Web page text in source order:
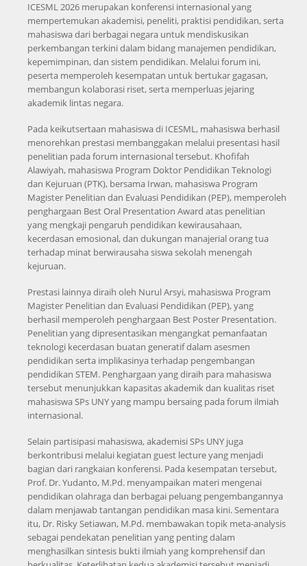
ICESML 2026 merupakan konferensi internasional yang
mempertemukan akademisi, peneliti, praktisi pendidikan, serta
mahasiswa dari berbagai negara untuk mendiskusikan
perkembangan terkini dalam bidang manajemen pendidikan,
kepemimpinan, dan sistem pendidikan. Melalui forum ini,
peserta memperoleh kesempatan untuk bertukar gagasan,
membangun kolaborasi riset, serta memperluas jejaring
akademik lintas negara.
Pada keikutsertaan mahasiswa di ICESML, mahasiswa berhasil
menorehkan prestasi membanggakan melalui presentasi hasil
penelitian pada forum internasional tersebut. Khofifah
Alawiyah, mahasiswa Program Doktor Pendidikan Teknologi
dan Kejuruan (PTK), bersama Irwan, mahasiswa Program
Magister Penelitian dan Evaluasi Pendidikan (PEP), memperoleh
penghargaan Best Oral Presentation Award atas penelitian
yang mengkaji pengaruh pendidikan kewirausahaan,
kecerdasan emosional, dan dukungan manajerial orang tua
terhadap minat berwirausaha siswa sekolah menengah
kejuruan.
Prestasi lainnya diraih oleh Nurul Arsyi, mahasiswa Program
Magister Penelitian dan Evaluasi Pendidikan (PEP), yang
berhasil memperoleh penghargaan Best Poster Presentation.
Penelitian yang dipresentasikan mengangkat pemanfaatan
teknologi kecerdasan buatan generatif dalam asesmen
pendidikan serta implikasinya terhadap pengembangan
pendidikan STEM. Penghargaan yang diraih para mahasiswa
tersebut menunjukkan kapasitas akademik dan kualitas riset
mahasiswa SPs UNY yang mampu bersaing pada forum ilmiah
internasional.
Selain partisipasi mahasiswa, akademisi SPs UNY juga
berkontribusi melalui kegiatan guest lecture yang menjadi
bagian dari rangkaian konferensi. Pada kesempatan tersebut,
Prof. Dr. Yudanto, M.Pd. menyampaikan materi mengenai
pendidikan olahraga dan berbagai peluang pengembangannya
dalam menjawab tantangan pendidikan masa kini. Sementara
itu, Dr. Risky Setiawan, M.Pd. membawakan topik meta-analysis
sebagai pendekatan penelitian yang penting dalam
menghasilkan sintesis bukti ilmiah yang komprehensif dan